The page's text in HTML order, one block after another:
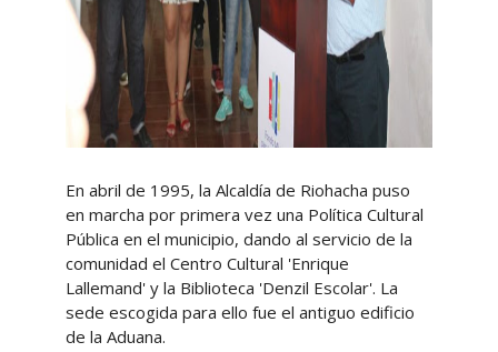
En abril de 1995, la Alcaldía de Riohacha puso
en marcha por primera vez una Política Cultural
Pública en el municipio, dando al servicio de la
comunidad el Centro Cultural 'Enrique
Lallemand' y la Biblioteca 'Denzil Escolar'. La
sede escogida para ello fue el antiguo edificio
de la Aduana.